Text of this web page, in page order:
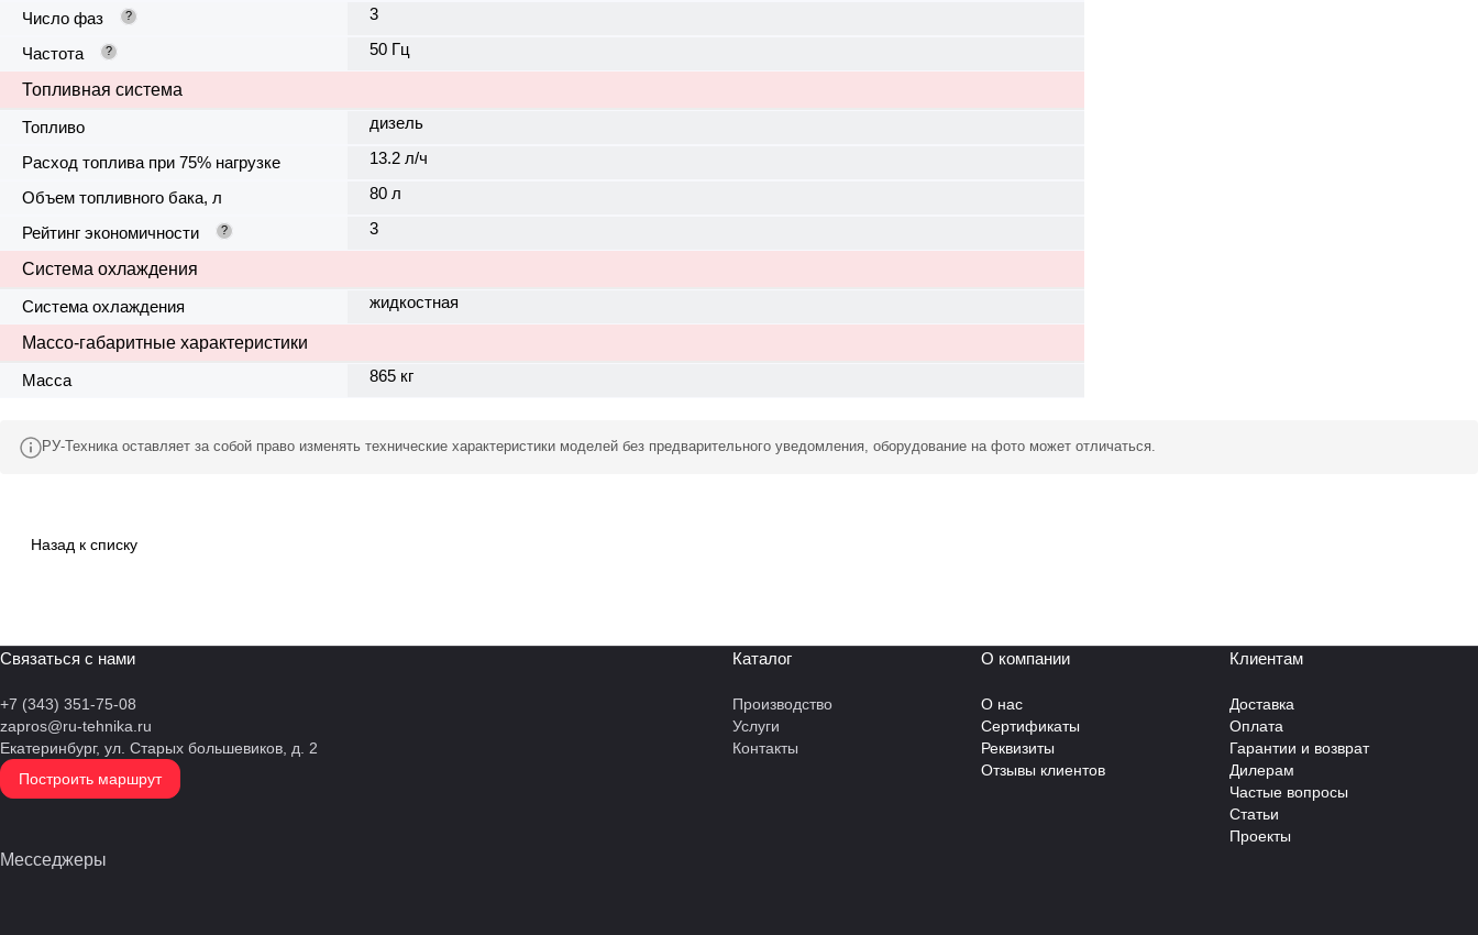
Число фаз ? 3
Частота ? 50 Гц
Топливная система
Топливо
дизель
Расход топлива при 75% нагрузке 13.2 л/ч
Объем топливного бака, л 80 л
Рейтинг экономичности ? 3
Система охлаждения
Система охлаждения
жидкостная
Массо-габаритные характеристики
Масса
865 кг
РУ-Техника оставляет за собой право изменять технические характеристики моделей без предварительного уведомления, оборудование на фото может отличаться.
Назад к списку
Связаться с нами
+7 (343) 351-75-08
zapros@ru-tehnika.ru
Екатеринбург, ул. Старых большевиков, д. 2
Построить маршрут
Каталог
Производство
Услуги
Контакты
О компании
О нас
Сертификаты
Реквизиты
Отзывы клиентов
Клиентам
Доставка
Оплата
Гарантии и возврат
Дилерам
Частые вопросы
Статьи
Проекты
Месседжеры